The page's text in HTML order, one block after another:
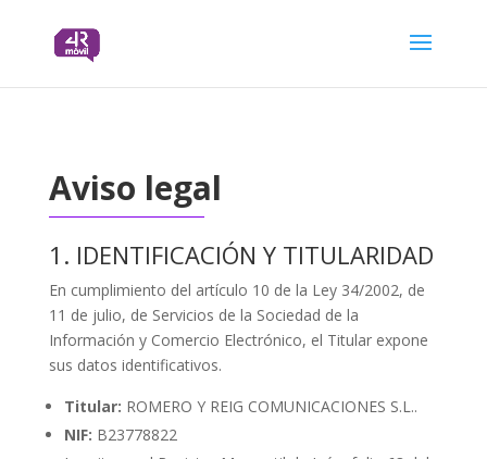
Aviso legal
1. IDENTIFICACIÓN Y TITULARIDAD
En cumplimiento del artículo 10 de la Ley 34/2002, de
11 de julio, de Servicios de la Sociedad de la
Información y Comercio Electrónico, el Titular expone
sus datos identificativos.
Titular: ROMERO Y REIG COMUNICACIONES S.L..
NIF: B23778822